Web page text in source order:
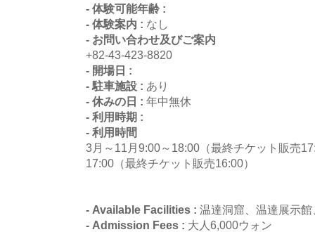
- 体験可能年齢 :
- 体験案内 : なし
- お問い合わせ及びご案内
+82-43-423-8820
- 開場日 :
- 駐車施設 : あり
- 休みの日 : 年中無休
- 利用時期 :
- 利用時間
3月～11月9:00～18:00（最終チケット販売
17:00（最終チケット販売16:00）
- Available Facilities : 温達洞窟、温達展示
- Admission Fees : 大人6,000ウォン